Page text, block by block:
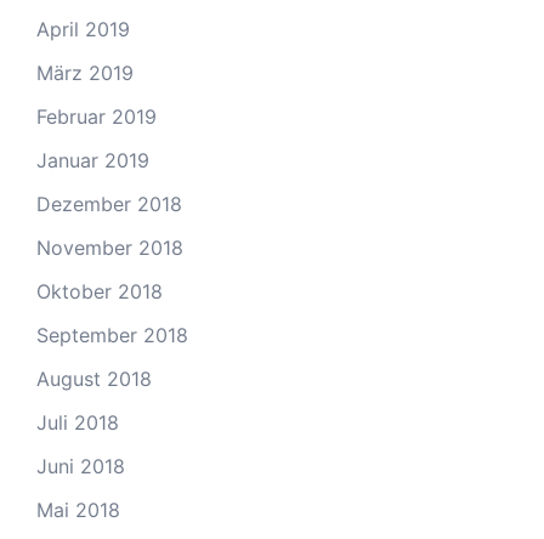
April 2019
März 2019
Februar 2019
Januar 2019
Dezember 2018
November 2018
Oktober 2018
September 2018
August 2018
Juli 2018
Juni 2018
Mai 2018